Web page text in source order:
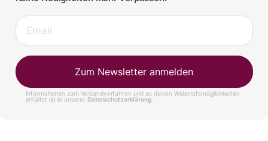
Zum Newsletter anmelden
Informationen zum Versandverfahren und zu deinen Widerrufsmöglichkeiten
erhältst du in unserer Datenschutzerklärung.